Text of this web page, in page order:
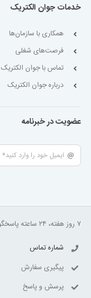
خدمات جوان الکتریک
همکاری با سازمان‌ها
فرصت‌های شغلی
تماس با جوان الکتریک
درباره جوان الکتریک
عضویت در خبرنامه
۷ روز هفته، ۲۴ ساعته پاسخگوی شما هستیم.
شماره تماس
پیگیری سفارش
پرسش و پاسخ